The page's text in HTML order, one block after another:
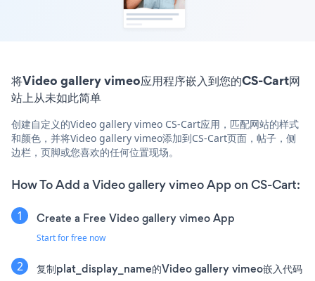
将Video gallery vimeo应用程序嵌入到您的CS-Cart网
站上从未如此简单
创建自定义的Video gallery vimeo CS-Cart应用，匹配网站的样式
和颜色，并将Video gallery vimeo添加到CS-Cart页面，帖子，侧
边栏，页脚或您喜欢的任何位置现场。
How To Add a Video gallery vimeo App on CS-Cart:
Create a Free Video gallery vimeo App
Start for free now
复制plat_display_name的Video gallery vimeo嵌入代码